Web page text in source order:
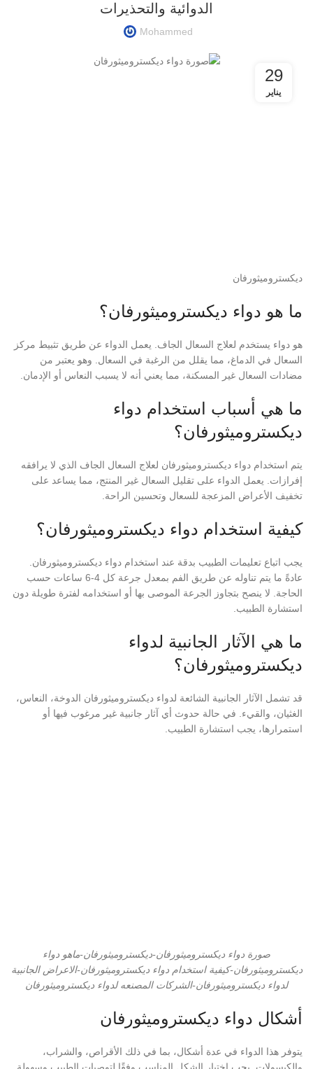
الدوائية والتحذيرات
Mohammed
29
يناير
ديكستروميثورفان
ما هو دواء ديكستروميثورفان؟
هو دواء يستخدم لعلاج السعال الجاف. يعمل الدواء عن طريق تثبيط مركز
السعال في الدماغ، مما يقلل من الرغبة في السعال. وهو يعتبر من
مضادات السعال غير المسكنة، مما يعني أنه لا يسبب النعاس أو الإدمان.
ما هي أسباب استخدام دواء
ديكستروميثورفان؟
يتم استخدام دواء ديكستروميثورفان لعلاج السعال الجاف الذي لا يرافقه
إفرازات. يعمل الدواء على تقليل السعال غير المنتج، مما يساعد على
تخفيف الأعراض المزعجة للسعال وتحسين الراحة.
كيفية استخدام دواء ديكستروميثورفان؟
يجب اتباع تعليمات الطبيب بدقة عند استخدام دواء ديكستروميثورفان.
عادةً ما يتم تناوله عن طريق الفم بمعدل جرعة كل 4-6 ساعات حسب
الحاجة. لا ينصح بتجاوز الجرعة الموصى بها أو استخدامه لفترة طويلة دون
استشارة الطبيب.
ما هي الآثار الجانبية لدواء
ديكستروميثورفان؟
قد تشمل الآثار الجانبية الشائعة لدواء ديكستروميثورفان الدوخة، النعاس،
الغثيان، والقيء. في حالة حدوث أي آثار جانبية غير مرغوب فيها أو
استمرارها، يجب استشارة الطبيب.
صورة دواء ديكستروميثورفان-ديكستروميثورفان-ماهو دواء
ديكستروميثورفان-كيفية استخدام دواء ديكستروميثورفان-الاعراض الجانبية
لدواء ديكستروميثورفان-الشركات المصنعه لدواء ديكستروميثورفان
أشكال دواء ديكستروميثورفان
يتوفر هذا الدواء في عدة أشكال، بما في ذلك الأقراص، والشراب،